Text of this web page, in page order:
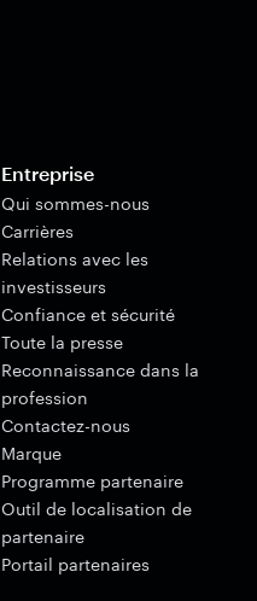
Entreprise
Qui sommes-nous
Carrières
Relations avec les
investisseurs
Confiance et sécurité
Toute la presse
Reconnaissance dans la
profession
Contactez-nous
Marque
Programme partenaire
Outil de localisation de
partenaire
Portail partenaires